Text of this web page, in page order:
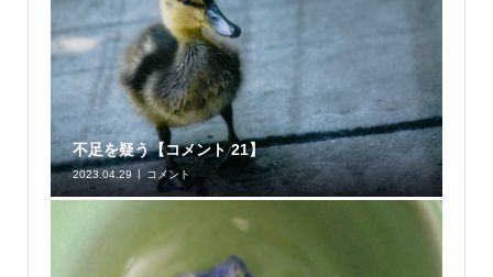
不足を疑う【コメント 21】
2023.04.29 コメント